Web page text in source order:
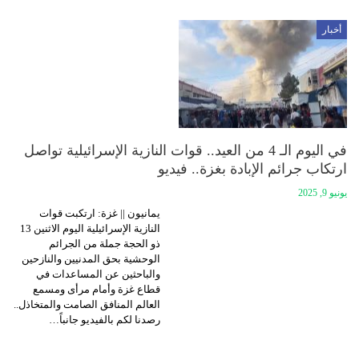
أخبار
في اليوم الـ 4 من العيد.. قوات النازية الإسرائيلية تواصل
ارتكاب جرائم الإبادة بغزة.. فيديو
يونيو 9, 2025
يمانيون || غزة: ارتكبت قوات
النازية الإسرائيلية اليوم الاثنين 13
ذو الحجة جملة من الجرائم
الوحشية بحق المدنيين والنازحين
والباحثين عن المساعدات في
قطاع غزة وأمام مرأى ومسمع
العالم المنافق الصامت والمتخاذل..
رصدنا لكم بالفيديو جانباً…